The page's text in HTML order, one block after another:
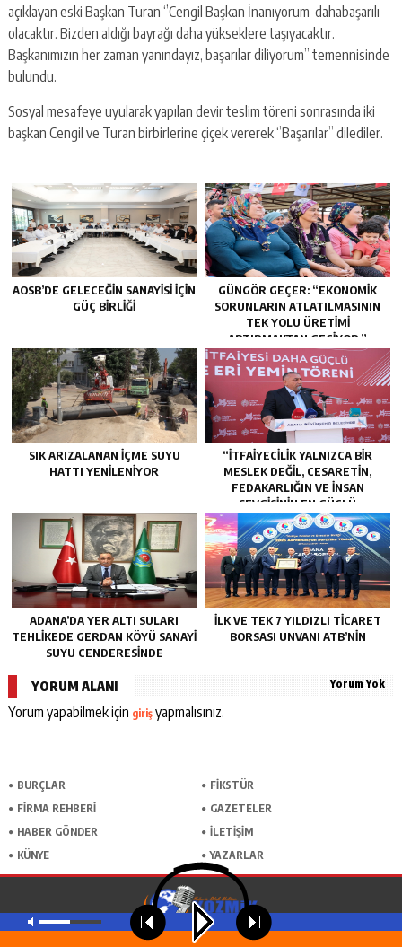
açıklayan eski Başkan Turan ‘’Cengil Başkan İnanıyorum dahabaşarılı
olacaktır. Bizden aldığı bayrağı daha yükseklere taşıyacaktır.
Başkanımızın her zaman yanındayız, başarılar diliyorum’’ temennisinde
bulundu.
Sosyal mesafeye uyularak yapılan devir teslim töreni sonrasında iki
başkan Cengil ve Turan birbirlerine çiçek vererek ‘’Başarılar’’ dilediler.
AOSB’DE GELECEĞIN SANAYISI İÇIN
GÜÇ BIRLIĞI
GÜNGÖR GEÇER: “EKONOMIK
SORUNLARIN ATLATILMASININ
TEK YOLU ÜRETIMI
ARTIRMAKTAN GEÇIYOR.”
SIK ARIZALANAN IÇME SUYU
HATTI YENILENIYOR
“İTFAIYECILIK YALNIZCA BIR
MESLEK DEĞIL, CESARETIN,
FEDAKARLIĞIN VE INSAN
SEVGISININ EN GÜÇLÜ
TEMSILIDIR.”
ADANA’DA YER ALTI SULARI
TEHLİKEDE GERDAN KÖYÜ SANAYİ
SUYU CENDERESİNDE
İLK VE TEK 7 YILDIZLI TİCARET
BORSASI UNVANI ATB’NİN
YORUM ALANI Yorum Yok
Yorum yapabilmek için girişyapmalısınız.
BURÇLAR
FİKSTÜR
FİRMA REHBERİ
GAZETELER
HABER GÖNDER
İLETİŞİM
KÜNYE
YAZARLAR
MASAÜSTÜ GÖRÜNÜME GEÇ